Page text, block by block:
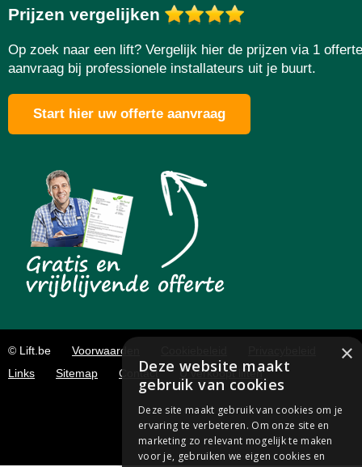
Prijzen vergelijken
Op zoek naar een lift? Vergelijk hier de prijzen via 1
aanvraag bij professionele installateurs uit je buurt.
Start hier uw offerte aanvraag
© Lift.be Voorwaarden
Links
Sitemap Contact U verkoopt liften
×
Deze website maakt
gebruik van cookies
Deze site maakt gebruik van cookies om je
ervaring te verbeteren. Om onze site en
marketing zo relevant mogelijk te maken
voor je, gebruiken we eigen cookies en